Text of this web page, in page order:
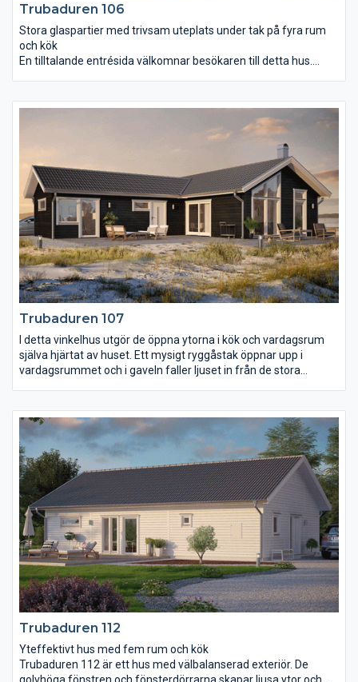
Trubaduren 106
Stora glaspartier med trivsam uteplats under tak på fyra rum
och kök
En tilltalande entrésida välkomnar besökaren till detta hus.
utnyttjade ytor. Kök och samvaroytor är vända mot entrésidan
och huset har dessutom bad, wc och en separat klädvård.
Genom vardagsrummet och ut över den taktäckta uteplatsen
löper ett ryggåstak som ger en härlig rymdkänsla i de centrala
delarna av huset.
Trubaduren 107
I detta vinkelhus utgör de öppna ytorna i kök och vardagsrum
själva hjärtat av huset. Ett mysigt ryggåstak öppnar upp i
vardagsrummet och i gaveln faller ljuset in från de stora
sovrummet lite separerat från övriga huset, här i vinkeln finner
du också en separat klädvård och wc med dusch.
Trubaduren 112
Yteffektivt hus med fem rum och kök
Trubaduren 112 är ett hus med välbalanserad exteriör. De
golvhöga fönstren och fönsterdörrarna skapar ljusa ytor och